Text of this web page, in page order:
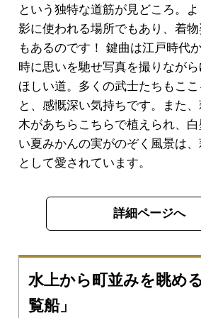
という独特な道筋が見どころ。
影に使われる場所でもあり、着
もあるのです！ 鍵曲は江戸時代
時に思いを馳せ写真を撮りなが
ほしい道。多くの武士たちもこ
と、感慨深い気持ちです。また
木があちらこちらで植えられ、
い夏みかんの実がのぞく風景は
として愛されています。
詳細ページへ
水上から町並みを眺め
覧船」